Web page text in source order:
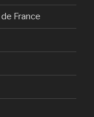
France